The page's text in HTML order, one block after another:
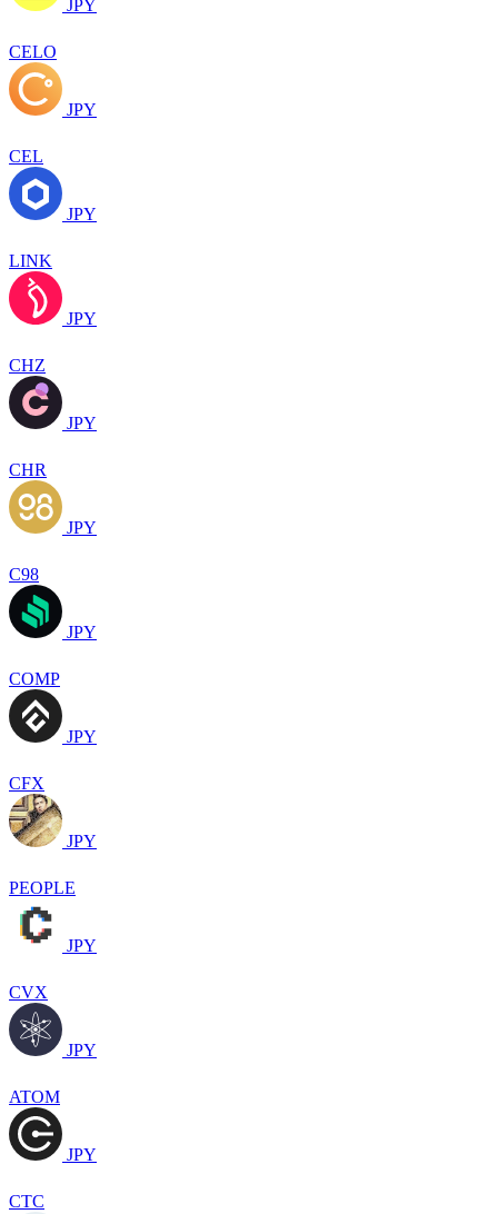
JPY
CELO
JPY
CEL
JPY
LINK
JPY
CHZ
JPY
CHR
JPY
C98
JPY
COMP
JPY
CFX
JPY
PEOPLE
JPY
CVX
JPY
ATOM
JPY
CTC